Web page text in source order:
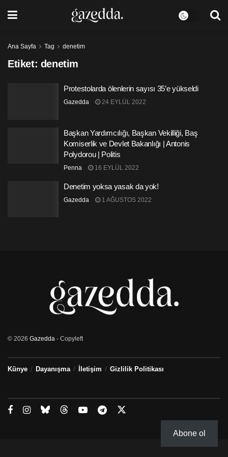
Ana Sayfa Tag denetim
Etiket: denetim
Protestolarda ölenlerin sayısı 35’e yükseldi
Gazedda 24 EYLÜL 2022
Başkan Yardımcılığı, Başkan Vekilliği, Baş
Komiserlik ve Devlet Bakanlığı | Antonis
Polydorou | Politis
Penna 16 EYLÜL 2022
Denetim yoksa yasak da yok!
Gazedda 1 AĞUSTOS 2022
© 2026 Gazedda - Copyleft
Künye Dayanışma İletişim Gizlilik Politikası
Abone ol